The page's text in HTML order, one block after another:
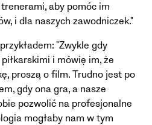
aby pomóc im
i dla naszych zawodniczek."
"Zwykle gdy
i mówię im, że
proszą o film. Trudno jest po
gdy ona gra, a nasze
pozwolić na profesjonalne
mogłaby nam w tym